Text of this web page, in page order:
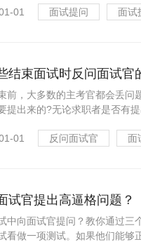
01
面试提问 面试
结束面试时反问面试官
前，大多数的主考官都会丢问
提出来的?无论求职者是否有
01
反问面试官 面
试官提出高逼格问题？
中向面试官提问？教你通过三
看做一项测试。如果他们能够